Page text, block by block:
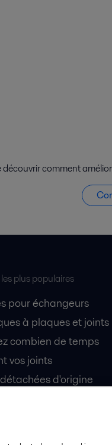
découvrir comment
plus populaires
pour échangeurs
à plaques et joints
combien de temps
vos joints
d'origine